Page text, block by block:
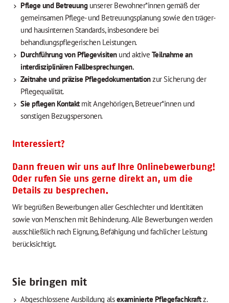
Pflege und Betreuungunserer Bewohner*innen gemäß der
gemeinsamen Pflege- und Betreuungsplanung sowie den träger-
und hausinternen Standards, insbesondere bei
behandlungspflegerischen Leistungen.
Durchführung von Pflegevisitenund aktive Teilnahme an
interdisziplinären Fallbesprechungen.
Zeitnahe und präzise Pflegedokumentationzur Sicherung der
Pflegequalität.
Sie pflegen Kontaktmit Angehörigen, Betreuer*innen und
sonstigen Bezugspersonen.
Interessiert?
Dann freuen wir uns auf Ihre Onlinebewerbung!
Oder rufen Sie uns gerne direkt an, um die
Details zu besprechen.
Wir begrüßen Bewerbungen aller Geschlechter und Identitäten
sowie von Menschen mit Behinderung. Alle Bewerbungen werden
ausschließlich nach Eignung, Befähigung und fachlicher Leistung
berücksichtigt.
Sie bringen mit
Abgeschlossene Ausbildung alsexaminierte Pflegefachkraftz.